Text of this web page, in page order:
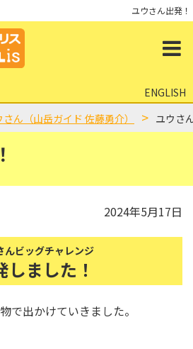
ユウさん出発！
ENGLISH
さん（山岳ガイド 佐藤勇介） ユウさ
2024年5月17日
んビッグチャレンジ
しました！
で出かけていきました。